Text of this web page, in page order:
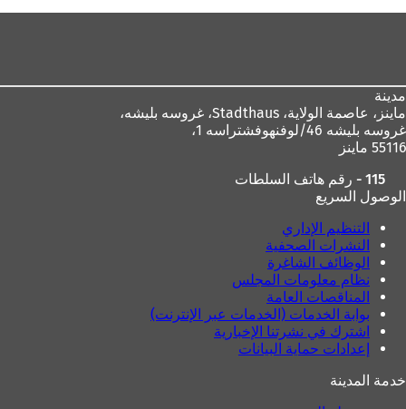
مدينة
ماينز، عاصمة الولاية،
غروسه بليشه 46/لوفنهوفشتراسه 1،
55116 ماينز
115 - رقم هاتف السلطات
الوصول السريع
التنظيم الإداري
النشرات الصحفية
الوظائف الشاغرة
نظام معلومات المجلس
المناقصات العامة
بوابة الخدمات (الخدمات عبر الإنترنت)
اشترك في نشرتنا الإخبارية
إعدادات حماية البيانات
خدمة المدينة